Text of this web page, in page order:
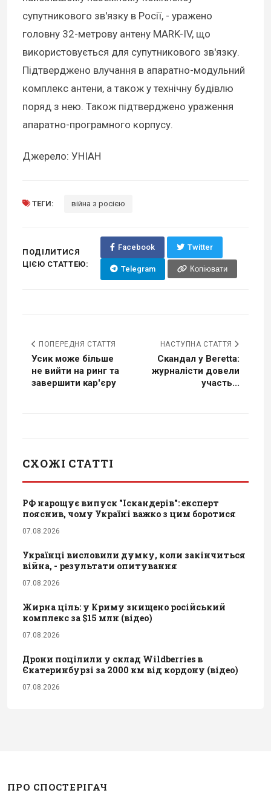
супутникового зв'язку в Росії, - уражено
головну 32-метрову антену MARK-IV, що
використовується для супутникового зв'язку.
Підтверджено влучання в апаратно-модульний
комплекс антени, а також у технічну будівлю
поряд з нею. Також підтверджено ураження
апаратно-програмного корпусу.
Джерело: УНІАН
ТЕГИ: війна з росією
ПОДІЛИТИСЯ
ЦІЄЮ СТАТТЕЮ:
Facebook Twitter
Telegram Копіювати
ПОПЕРЕДНЯ СТАТТЯ
Усик може більше
не вийти на ринг та
завершити кар'єру
НАСТУПНА СТАТТЯ
Скандал у Beretta:
журналісти довели
участь...
СХОЖІ СТАТТІ
РФ нарощує випуск "Іскандерів": експерт
пояснив, чому Україні важко з цим боротися
07.08.2026
Українці висловили думку, коли закінчиться
війна, - результати опитування
07.08.2026
Жирна ціль: у Криму знищено російський
комплекс за $15 млн (відео)
07.08.2026
Дрони поцілили у склад Wildberries в
Єкатеринбурзі за 2000 км від кордону (відео)
07.08.2026
ПРО СПОСТЕРІГАЧ